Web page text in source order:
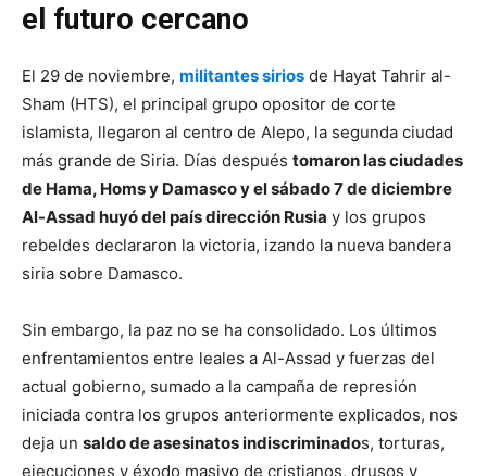
el futuro cercano
El 29 de noviembre, militantes sirios de Hayat Tahrir al-
Sham (HTS), el principal grupo opositor de corte
islamista, llegaron al centro de Alepo, la segunda ciudad
más grande de Siria. Días después tomaron las ciudades
de Hama, Homs y Damasco y el sábado 7 de diciembre
Al-Assad huyó del país dirección Rusia y los grupos
rebeldes declararon la victoria, izando la nueva bandera
siria sobre Damasco.
Sin embargo, la paz no se ha consolidado. Los últimos
enfrentamientos entre leales a Al-Assad y fuerzas del
actual gobierno, sumado a la campaña de represión
iniciada contra los grupos anteriormente explicados, nos
deja un saldo de asesinatos indiscriminados, torturas,
ejecuciones y éxodo masivo de cristianos, drusos y